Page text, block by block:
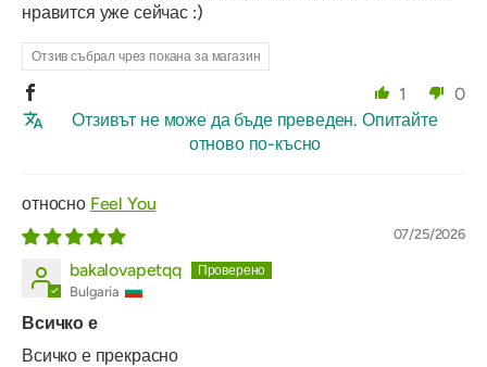
нравится уже сейчас :)
Отзив събрал чрез покана за магазин
1
0
Отзивът не може да бъде преведен. Опитайте
отново по-късно
Feel You
07/25/2026
bakalovapetqq
Bulgaria
Всичко е
Всичко е прекрасно